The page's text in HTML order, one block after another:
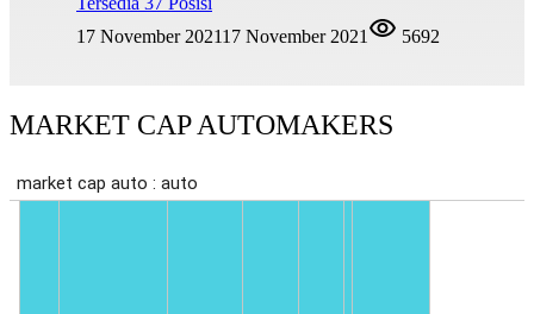
17 November 202117 November 2021 5692
MARKET CAP AUTOMAKERS